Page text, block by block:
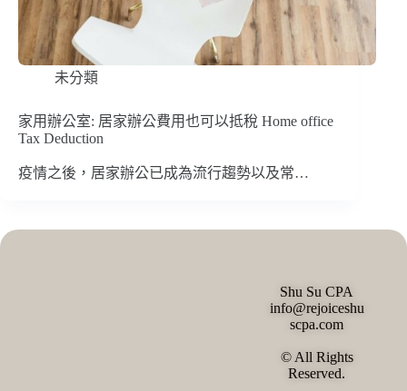
未分類
家用辦公室: 居家辦公費用也可以抵稅 Home office
Tax Deduction
疫情之後，居家辦公已成為流行趨勢以及常…
Shu Su CPA
info@rejoiceshu
scpa.com
© All Rights
Reserved.